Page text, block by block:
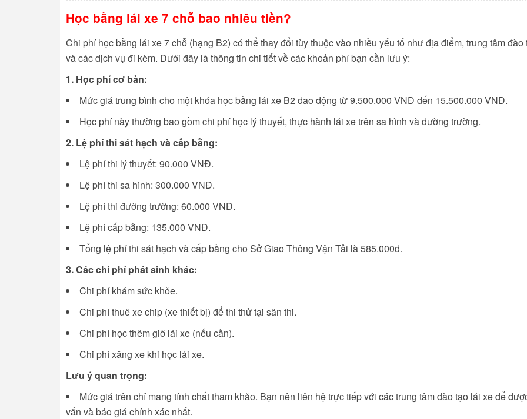
Học bằng lái xe 7 chỗ bao nhiêu tiền?
Chi phí học bằng lái xe 7 chỗ (hạng B2) có thể thay đổi tùy thuộc vào nhiều yếu tố như địa điểm, trung tâm đào
và các dịch vụ đi kèm. Dưới đây là thông tin chi tiết về các khoản phí bạn cần lưu ý:
1. Học phí cơ bản:
Mức giá trung bình cho một khóa học bằng lái xe B2 dao động từ 9.500.000 VNĐ đến 15.500.000 VNĐ.
Học phí này thường bao gồm chi phí học lý thuyết, thực hành lái xe trên sa hình và đường trường.
2. Lệ phí thi sát hạch và cấp bằng:
Lệ phí thi lý thuyết: 90.000 VNĐ.
Lệ phí thi sa hình: 300.000 VNĐ.
Lệ phí thi đường trường: 60.000 VNĐ.
Lệ phí cấp bằng: 135.000 VNĐ.
Tổng lệ phí thi sát hạch và cấp bằng cho Sở Giao Thông Vận Tải là 585.000đ.
3. Các chi phí phát sinh khác:
Chi phí khám sức khỏe.
Chi phí thuê xe chip (xe thiết bị) để thi thử tại sân thi.
Chi phí học thêm giờ lái xe (nếu cần).
Chi phí xăng xe khi học lái xe.
Lưu ý quan trọng:
Mức giá trên chỉ mang tính chất tham khảo. Bạn nên liên hệ trực tiếp với các trung tâm đào tạo lái xe để
vấn và báo giá chính xác nhất.